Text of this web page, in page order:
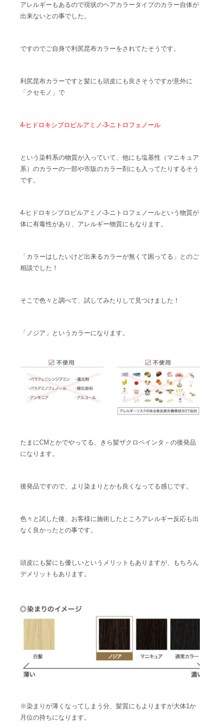
アレルギーもあるので現状のヘアカラータイプのカラー自体が
出来ないとの事でした。
ですのでご自身で利尻昆布カラーをされてたそうです。
利尻昆布カラーですと髪にも頭皮にも良さそうですが意外に
「クセモノ」で
4-ヒドロキシプロピルアミノ-3-ニトロフェノール
という染料系の物質が入っていて、他にも塩基性（マニキュア
系）のカラーの一部や市販のカラー剤にも入ってたりするそう
です。
4-ヒドロキシプロピルアミノ-3-ニトロフェノールという物質が
体に有毒性があり、アレルギー物質にもなります。
「カラーはしたいけど出来るカラーが無くて困ってる」とのご
相談でした！
そこで色々と調べて、試してみたりして見つけました！
「ノジア」というカラーになります。
たまにCMとかでやってる、きら髪ザクロペインタ－の後発品
になります。
後発品ですので、より染まりとかも良くなってる感じです。
色々と試した後、お客様に施術したところアレルギー反応も出
なく良かったとの事です。
頭皮にも髪にも優しいというメリットもありますが、もちろん
デメリットもあります。
※染まりが薄くなってしまう分、髪質にもよりますが大体1か
月位の持ちになります。